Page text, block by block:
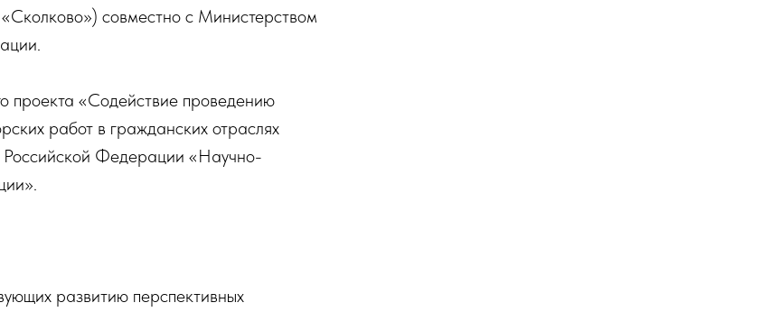
совместно с Министерством
проекта «Содействие проведению
работ в гражданских отраслях
Российской Федерации «Научно-
развитию перспективных